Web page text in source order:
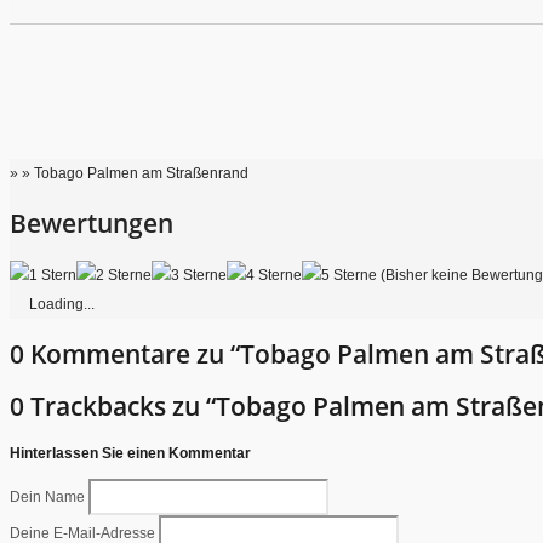
» » Tobago Palmen am Straßenrand
Bewertungen
(Bisher keine
Loading...
0 Kommentare zu “Tobago Palmen am
0 Trackbacks zu “Tobago Palmen am
Hinterlassen Sie einen Kommentar
Dein Name
Deine E-Mail-Adresse